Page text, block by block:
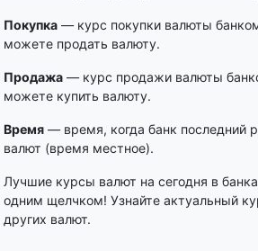
Покупка — курс покупки валюты
можете продать валюту.
Продажа — курс продажи валюты
можете купить валюту.
Время — время, когда банк последний
валют (время местное).
Лучшие курсы валют на сегодня в
одним щелчком! Узнайте актуальный
других валют.